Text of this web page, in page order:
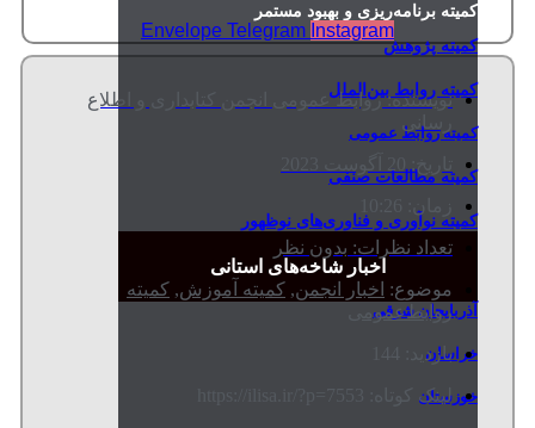
کمیته برنامه‌ریزی و بهبود مستمر
کمیته پژوهش
کمیته روابط بین‌الملل
کمیته روابط عمومی
کمیته مطالعات صنفی
کمیته نوآوری و فناوری‌های نوظهور
اخبار شاخه‌های استانی
آذربایجان شرقی
خراسان
خوزستان
Envelope Telegram Instagram
نویسنده:روابط عمومی انجمن کتابداری و اطلاع
رسانی
تاریخ: 20 آگوست 2023
زمان:
تعداد نظرات: بدون نظر
موضوع: اخبار انجمن, کمیته آموزش, کمیته
روابط‌عمومی
بازدید: 144
لینک کوتاه: https://ilisa.ir/?p=7553